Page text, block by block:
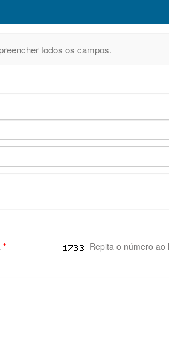
todos os campos.
* Repita o número ao